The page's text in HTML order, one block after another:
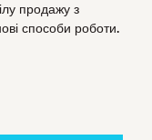
продажу з
способи роботи.